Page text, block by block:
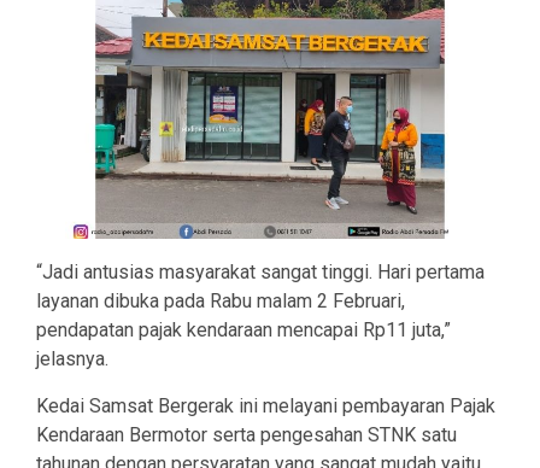
“Jadi antusias masyarakat sangat tinggi. Hari pertama
layanan dibuka pada Rabu malam 2 Februari,
pendapatan pajak kendaraan mencapai Rp11 juta,”
jelasnya.
Kedai Samsat Bergerak ini melayani pembayaran Pajak
Kendaraan Bermotor serta pengesahan STNK satu